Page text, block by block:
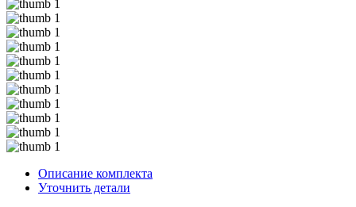
Описание комплекта
Уточнить детали